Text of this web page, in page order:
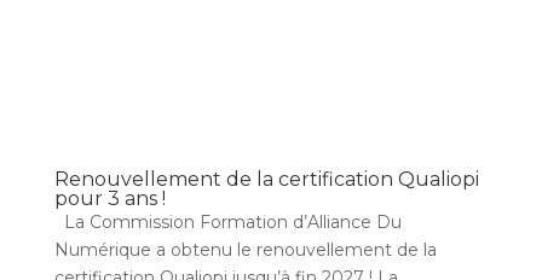
Renouvellement de la certification Qualiopi
pour 3 ans !
La Commission Formation d’Alliance Du
Numérique a obtenu le renouvellement de la